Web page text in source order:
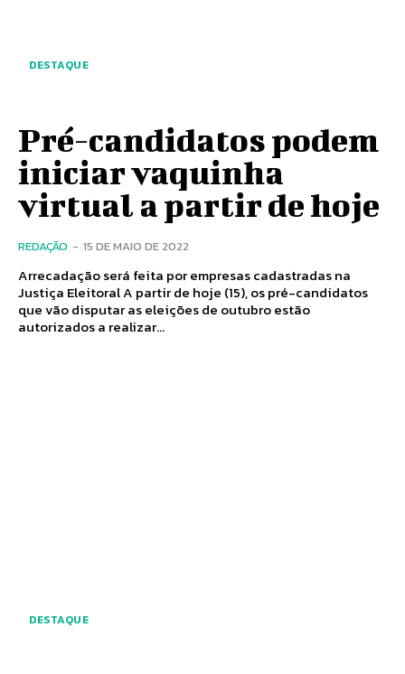
DESTAQUE
Pré-candidatos podem
iniciar vaquinha
virtual a partir de hoje
REDAÇÃO - 15 DE MAIO DE 2022
Arrecadação será feita por empresas cadastradas na
Justiça Eleitoral A partir de hoje (15), os pré-candidatos
que vão disputar as eleições de outubro estão
autorizados a realizar...
DESTAQUE